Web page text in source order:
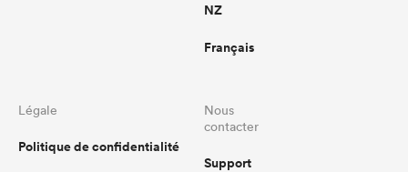
NZ
Français
Légale
Politique de confidentialité
Nous
contacter
Support